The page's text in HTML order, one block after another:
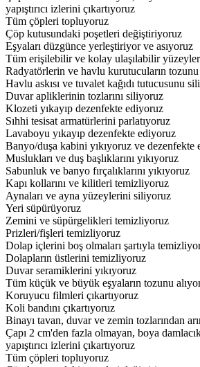
yapıştırıcı izlerini çıkartıyoruz
Tüm çöpleri topluyoruz
Çöp kutusundaki poşetleri değiştiriyoruz
Eşyaları düzgünce yerleştiriyor ve asıyoruz
Tüm erişilebilir ve kolay ulaşılabilir
Radyatörlerin ve havlu kurutucuların tozunu
Havlu askısı ve tuvalet kağıdı tutucusunu
Duvar apliklerinin tozlarını siliyoruz
Klozeti yıkayıp dezenfekte ediyoruz
Sıhhi tesisat armatürlerini parlatıyoruz
Lavaboyu yıkayıp dezenfekte ediyoruz
Banyo/duşa kabini yıkıyoruz ve dezenfekte
Muslukları ve duş başlıklarını yıkıyoruz
Sabunluk ve banyo fırçalıklarını yıkıyoruz
Kapı kollarını ve kilitleri temizliyoruz
Aynaları ve ayna yüzeylerini siliyoruz
Yeri süpürüyoruz
Zemini ve süpürgelikleri temizliyoruz
Prizleri/fişleri temizliyoruz
Dolap içlerini boş olmaları şartıyla
Dolapların üstlerini temizliyoruz
Duvar seramiklerini yıkıyoruz
Tüm küçük ve büyük eşyaların tozunu
Koruyucu filmleri çıkartıyoruz
Koli bandını çıkartıyoruz
Binayı tavan, duvar ve zemin tozlarından
Çapı 2 cm'den fazla olmayan, boya
yapıştırıcı izlerini çıkartıyoruz
Tüm çöpleri topluyoruz